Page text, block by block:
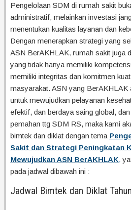
Pengelolaan SDM di rumah sakit
administratif, melainkan investasi
menentukan kualitas layanan dan
Dengan menerapkan strategi yang
ASN BerAKHLAK, rumah sakit juga
yang tidak hanya memiliki
memiliki integritas dan komitmen
masyarakat. ASN yang BerAKHLAK
untuk mewujudkan pelayanan
efektif, dan berdaya saing global,
pemahan ttg SDM RS, maka kami
bimtek dan diklat dengan tema
Sakit dan Strategi Peningkatan
Mewujudkan ASN BerAKHLAK,
pada jadwal dibawah ini :
Jadwal Bimtek dan Diklat